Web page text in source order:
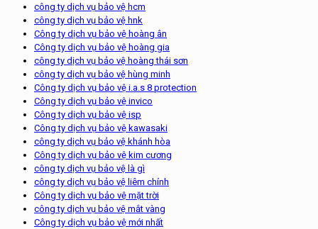
công ty dịch vụ bảo vệ hcm
công ty dịch vụ bảo vệ hnk
Công ty dịch vụ bảo vệ hoàng ân
Công ty dịch vụ bảo vệ hoàng gia
công ty dịch vụ bảo vệ hoàng thái sơn
công ty dịch vụ bảo vệ hùng minh
Công ty dịch vụ bảo vệ i.a.s 8 protection
Công ty dịch vụ bảo vệ invico
Công ty dịch vụ bảo vệ isp
Công ty dịch vụ bảo vệ kawasaki
công ty dịch vụ bảo vệ khánh hòa
Công ty dịch vụ bảo vệ kim cương
công ty dịch vụ bảo vệ là gì
công ty dịch vụ bảo vệ liêm chính
Công ty dịch vụ bảo vệ mặt trời
công ty dịch vụ bảo vệ mắt vàng
Công ty dịch vụ bảo vệ mới nhất